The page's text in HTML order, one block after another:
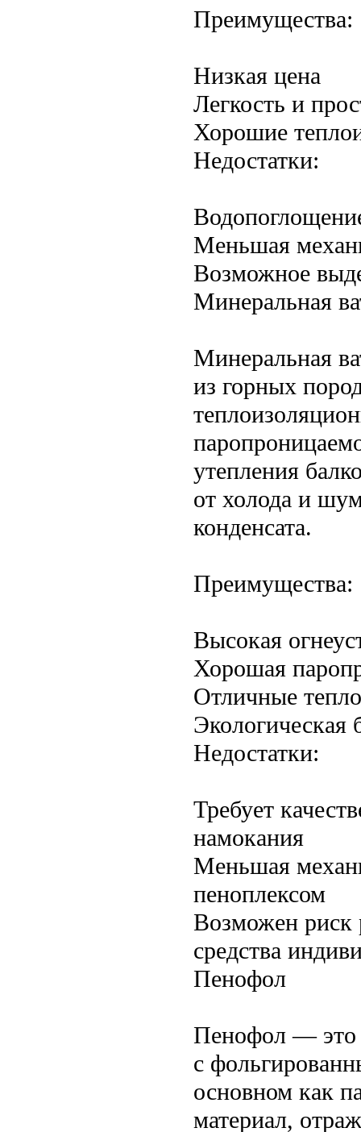
Преимущества:
Низкая цена
Легкость и
Хорошие
Недостатки:
Меньшая
Возможное
Минеральная
Минеральная
из горных
утепления
от холода и
конденсата.
Преимущества:
Высокая
Хорошая
Отличные
Экологическая
Недостатки:
Требует
намокания
Меньшая
пеноплексом
Возможен риск
средства
Пенофол
Пенофол — это
с
основном как
материал,